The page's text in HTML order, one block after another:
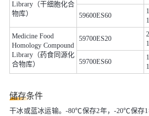
Library（干细胞化合
物库）
59600ES60
Medicine Food
Homology Compound
Library（药食同源化
合物库）
59700ES20
59700ES60
储存条件
干冰或蓝冰运输。-80℃保存2年，-20℃保存